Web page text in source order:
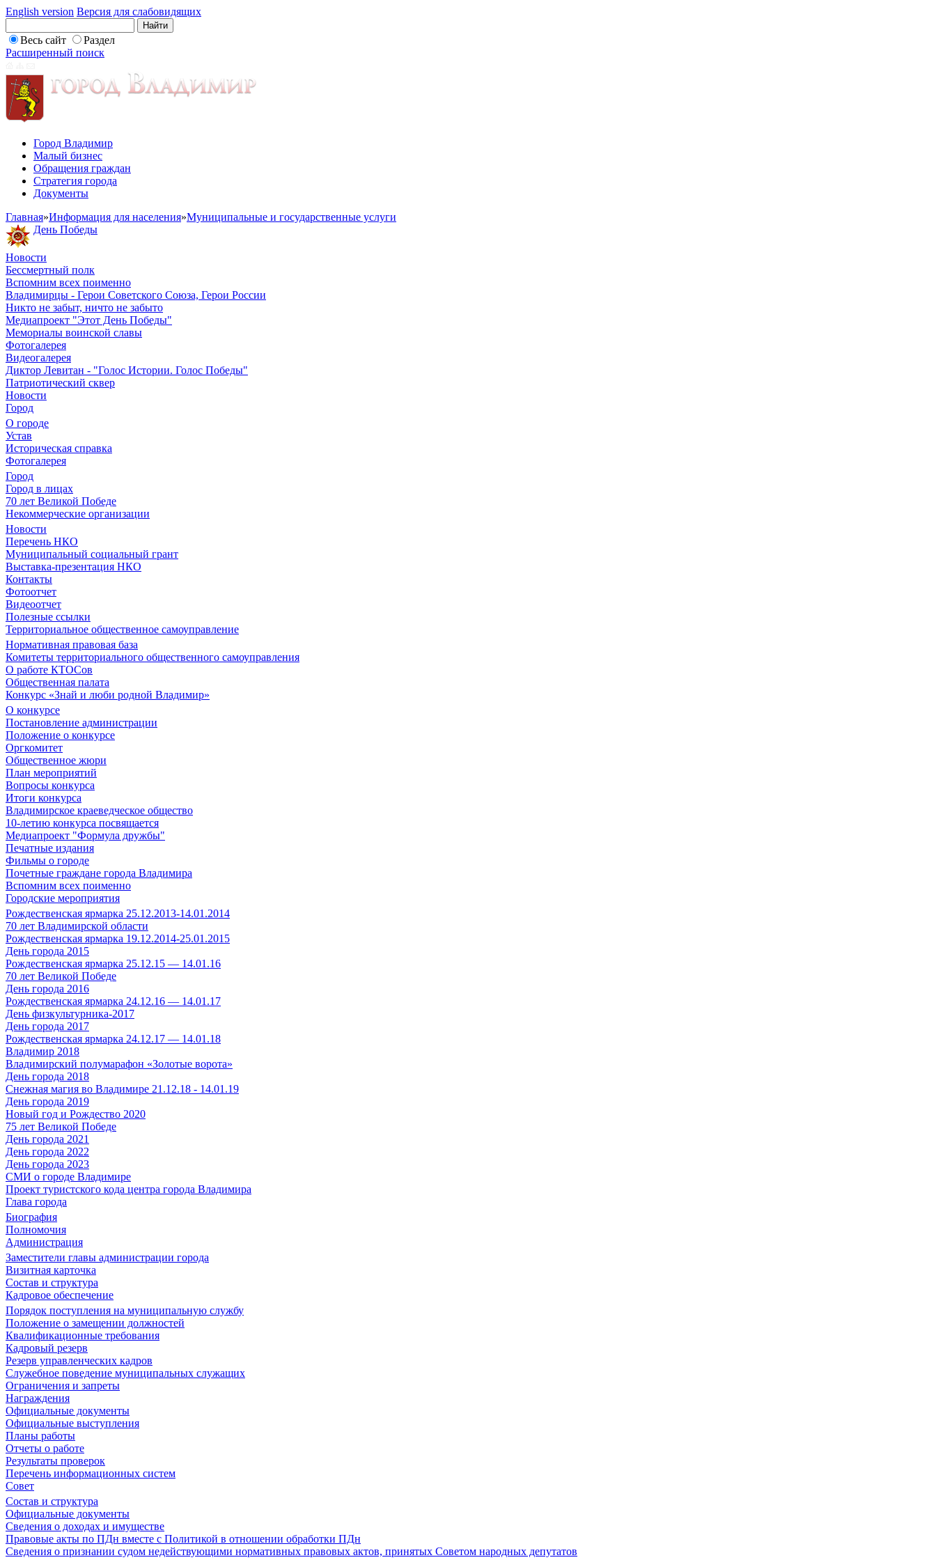
English version Версия для слабовидящих
Весь сайт
Раздел
Расширенный поиск
Город Владимир
Малый бизнес
Обращения граждан
Стратегия города
Документы
Главная»Информация для населения»Муниципальные и государственные услуги
День Победы
Новости
Бессмертный полк
Вспомним всех поименно
Владимирцы - Герои Советского Союза, Герои России
Никто не забыт, ничто не забыто
Медиапроект "Этот День Победы"
Мемориалы воинской славы
Фотогалерея
Видеогалерея
Диктор Левитан - "Голос Истории. Голос Победы"
Патриотический сквер
Новости
Город
О городе
Устав
Историческая справка
Фотогалерея
Город
Город в лицах
70 лет Великой Победе
Некоммерческие организации
Новости
Перечень НКО
Муниципальный социальный грант
Выставка-презентация НКО
Контакты
Фотоотчет
Видеоотчет
Полезные ссылки
Территориальное общественное самоуправление
Нормативная правовая база
Комитеты территориального общественного самоуправления
О работе КТОСов
Общественная палата
Конкурс «Знай и люби родной Владимир»
О конкурсе
Постановление администрации
Положение о конкурсе
Оргкомитет
Общественное жюри
План мероприятий
Вопросы конкурса
Итоги конкурса
Владимирское краеведческое общество
10-летию конкурса посвящается
Медиапроект "Формула дружбы"
Печатные издания
Фильмы о городе
Почетные граждане города Владимира
Вспомним всех поименно
Городские мероприятия
Рождественская ярмарка 25.12.2013-14.01.2014
70 лет Владимирской области
Рождественская ярмарка 19.12.2014-25.01.2015
День города 2015
Рождественская ярмарка 25.12.15 — 14.01.16
70 лет Великой Победе
День города 2016
Рождественская ярмарка 24.12.16 — 14.01.17
День физкультурника-2017
День города 2017
Рождественская ярмарка 24.12.17 — 14.01.18
Владимир 2018
Владимирский полумарафон «Золотые ворота»
День города 2018
Снежная магия во Владимире 21.12.18 - 14.01.19
День города 2019
Новый год и Рождество 2020
75 лет Великой Победе
День города 2021
День города 2022
День города 2023
СМИ о городе Владимире
Проект туристского кода центра города Владимира
Глава города
Биография
Полномочия
Администрация
Заместители главы администрации города
Визитная карточка
Состав и структура
Кадровое обеспечение
Порядок поступления на муниципальную службу
Положение о замещении должностей
Квалификационные требования
Кадровый резерв
Резерв управленческих кадров
Служебное поведение муниципальных служащих
Ограничения и запреты
Награждения
Официальные документы
Официальные выступления
Планы работы
Отчеты о работе
Результаты проверок
Перечень информационных систем
Совет
Состав и структура
Официальные документы
Сведения о доходах и имуществе
Правовые акты по ПДн вместе с Политикой в отношении обработки ПДн
Сведения о признании судом недействующими нормативных правовых актов, принятых Советом народных депутатов